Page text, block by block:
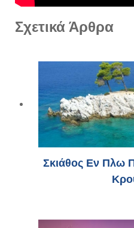
Σχετικά Άρθρα
Σκιάθος Εν Πλω